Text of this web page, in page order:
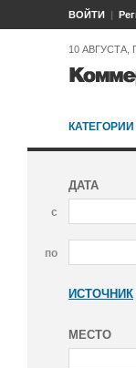
ВОЙТИ
10
КАТЕГОРИИ
ДАТА
с
по
ИСТОЧНИК
МЕСТО